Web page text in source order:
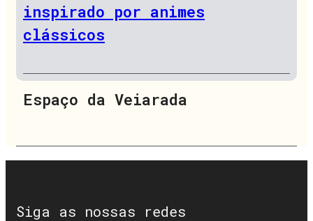
inspirado por animes
clássicos
Espaço da Veiarada
Siga as nossas redes